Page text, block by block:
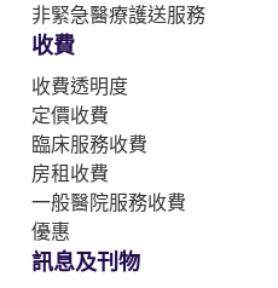
非緊急醫療護送服務
收費
收費透明度
定價收費
臨床服務收費
房租收費
一般醫院服務收費
優惠
訊息及刊物